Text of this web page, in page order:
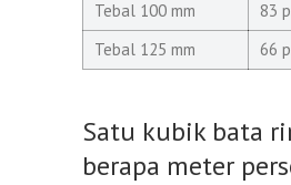
Tebal 100 mm
83
Tebal 125 mm
66
Satu kubik bata
berapa meter